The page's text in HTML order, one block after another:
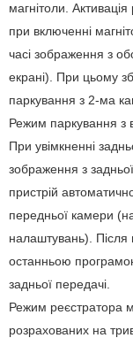
магнітоли.
при включенні
часі зображення з
екрані). При цьому
паркування з 2-ма
Режим паркування з
При увімкненні
зображення з
пристрій
передньої камери
налаштувань). Після
останньою
задньої передачі.
Режим реєстратора
розрахованих на